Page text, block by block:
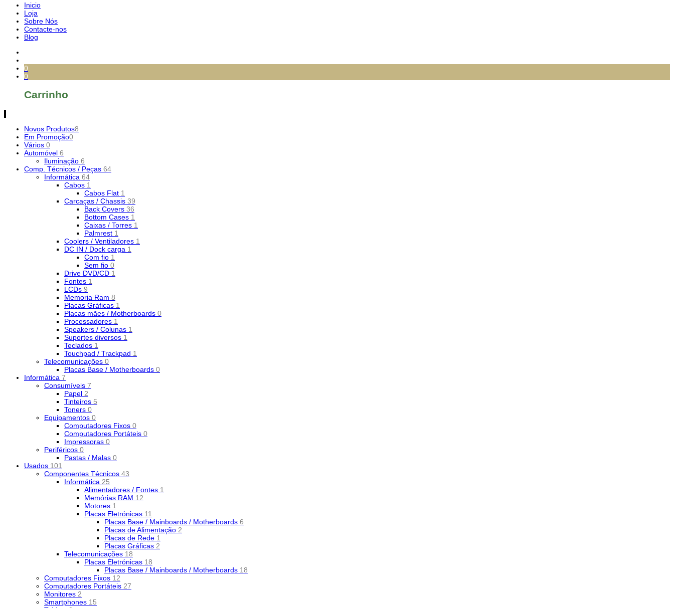
Inicio
Loja
Sobre Nós
Contacte-nos
Blog
0
0
Carrinho
Novos Produtos8
Em Promoção0
Vários 0
Automóvel 6
Iluminação 6
Comp. Técnicos / Peças 64
Informática 64
Cabos 1
Cabos Flat 1
Carcaças / Chassis 39
Back Covers 36
Bottom Cases 1
Caixas / Torres 1
Palmrest 1
Coolers / Ventiladores 1
DC IN / Dock carga 1
Com fio 1
Sem fio 0
Drive DVD/CD 1
Fontes 1
LCDs 9
Memoria Ram 8
Placas Gráficas 1
Placas mães / Motherboards 0
Processadores 1
Speakers / Colunas 1
Suportes diversos 1
Teclados 1
Touchpad / Trackpad 1
Telecomunicações 0
Placas Base / Motherboards 0
Informática 7
Consumíveis 7
Papel 2
Tinteiros 5
Toners 0
Equipamentos 0
Computadores Fixos 0
Computadores Portáteis 0
Impressoras 0
Periféricos 0
Pastas / Malas 0
Usados 101
Componentes Técnicos 43
Informática 25
Alimentadores / Fontes 1
Memórias RAM 12
Motores 1
Placas Eletrónicas 11
Placas Base / Mainboards / Motherboards 6
Placas de Alimentação 2
Placas de Rede 1
Placas Gráficas 2
Telecomunicações 18
Placas Eletrónicas 18
Placas Base / Mainboards / Motherboards 18
Computadores Fixos 12
Computadores Portáteis 27
Monitores 2
Smartphones 15